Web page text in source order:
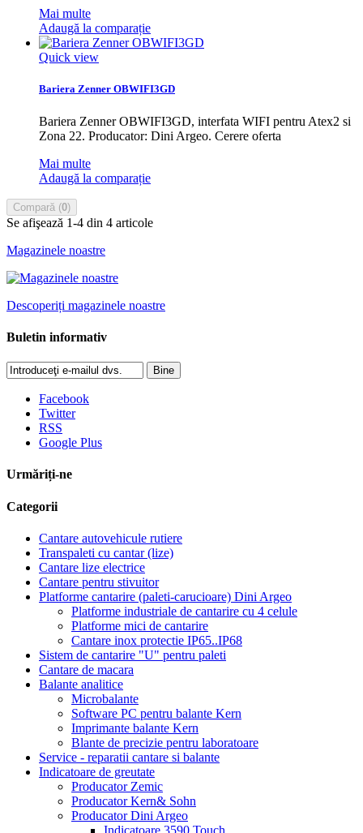
Mai multe
Adaugă la comparație
Quick view
Bariera Zenner OBWIFI3GD
Bariera Zenner OBWIFI3GD, interfata WIFI pentru Atex2 si
Zona 22. Producator: Dini Argeo. Cerere oferta
Mai multe
Adaugă la comparație
Compară (0)
Se afişează 1-4 din 4 articole
Magazinele noastre
Descoperiți magazinele noastre
Buletin informativ
Bine
Facebook
Twitter
RSS
Google Plus
Urmăriți-ne
Categorii
Cantare autovehicule rutiere
Transpaleti cu cantar (lize)
Cantare lize electrice
Cantare pentru stivuitor
Platforme cantarire (paleti-carucioare) Dini Argeo
Platforme industriale de cantarire cu 4 celule
Platforme mici de cantarire
Cantare inox protectie IP65..IP68
Sistem de cantarire "U" pentru paleti
Cantare de macara
Balante analitice
Microbalante
Software PC pentru balante Kern
Imprimante balante Kern
Blante de precizie pentru laboratoare
Service - reparatii cantare si balante
Indicatoare de greutate
Producator Zemic
Producator Kern& Sohn
Producator Dini Argeo
Indicatoare 3590 Touch